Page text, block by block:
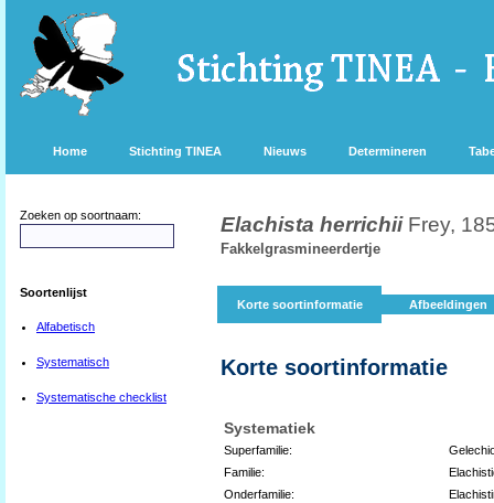
Home Stichting TINEA Nieuws Determineren
Zoeken op soortnaam:
Soortenlijst
Alfabetisch
Systematisch
Systematische checklist
Elachista herrichii Frey,
Fakkelgrasmineerdertje
Korte soortinformatie Afbeeldingen
Korte soortinformatie
Systematiek
Superfamilie:
Familie:
Onderfamilie: